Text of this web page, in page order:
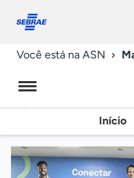
conosco
Você está na ASN
Início